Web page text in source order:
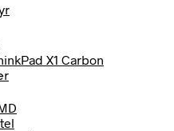
X1 Carbon